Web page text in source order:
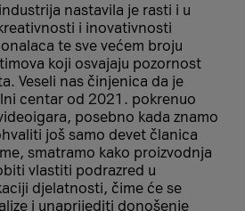
nastavila je rasti i u
i inovativnosti
te sve većem broju
koji osvajaju pozornost
Veseli nas činjenica da je
centar od 2021. pokrenuo
posebno kada znamo
još samo devet članica
smatramo kako proizvodnja
vlastiti podrazred u
djelatnosti, čime će se
i unaprijediti donošenje